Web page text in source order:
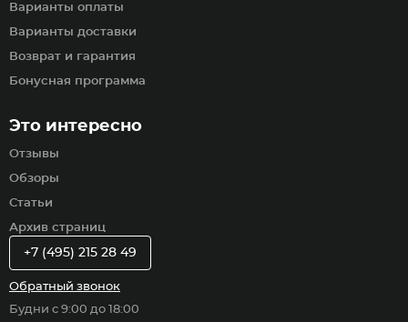
Варианты оплаты
Варианты доставки
Возврат и гарантия
Бонусная программа
Это интересно
Отзывы
Обзоры
Статьи
Архив страниц
+7 (495) 215 28 49
Обратный звонок
Будни с 9:00 до 18:00